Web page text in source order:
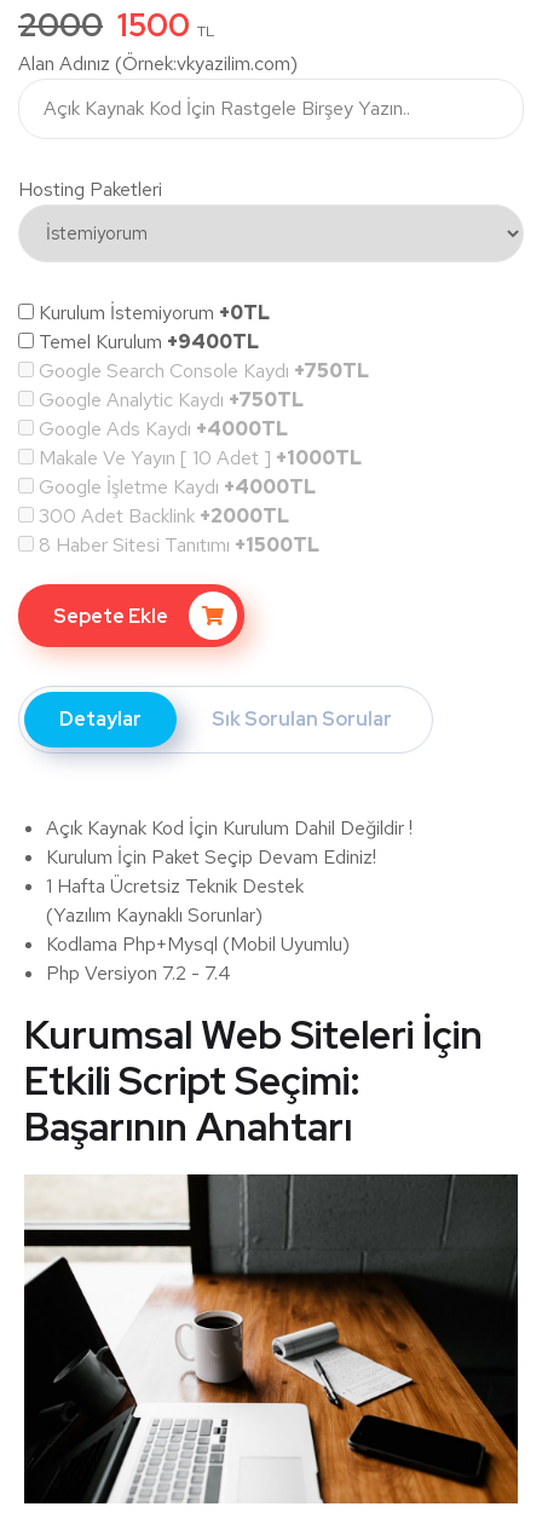
2000 1500 TL
Alan Adınız (Örnek:vkyazilim.com)
Hosting Paketleri
Kurulum İstemiyorum +0TL
Temel Kurulum +9400TL
Google Search Console Kaydı +750TL
Google Analytic Kaydı +750TL
Google Ads Kaydı +4000TL
Makale Ve Yayın [ 10 Adet ] +1000TL
Google İşletme Kaydı +4000TL
300 Adet Backlink +2000TL
8 Haber Sitesi Tanıtımı +1500TL
Sepete Ekle
Detaylar Sık Sorulan Sorular
Açık Kaynak Kod İçin Kurulum Dahil Değildir !
Kurulum İçin Paket Seçip Devam Ediniz!
1 Hafta Ücretsiz Teknik Destek
(Yazılım Kaynaklı Sorunlar)
Kodlama Php+Mysql (Mobil Uyumlu)
Php Versiyon 7.2 - 7.4
Kurumsal Web Siteleri İçin
Etkili Script Seçimi:
Başarının Anahtarı